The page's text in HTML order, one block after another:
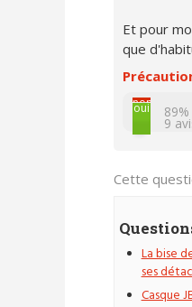
Et pour
que
non
oui
9
Cette
La bise
ses
Casque